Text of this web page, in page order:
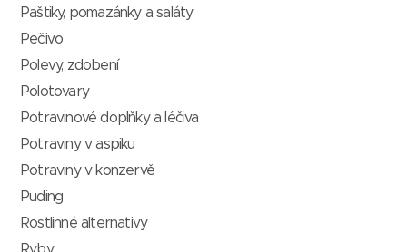
Paštiky, pomazánky a saláty
Pečivo
Polevy, zdobení
Polotovary
Potravinové doplňky a léčiva
Potraviny v aspiku
Potraviny v konzervě
Puding
Rostlinné alternativy